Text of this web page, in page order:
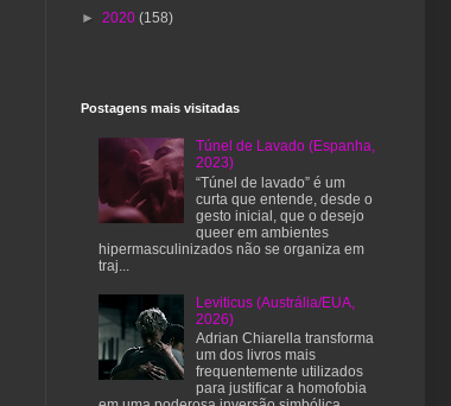
► 2020 (158)
Postagens mais visitadas
Túnel de Lavado (Espanha,
2023)
“Túnel de lavado” é um
curta que entende, desde o
gesto inicial, que o desejo
queer em ambientes
hipermasculinizados não se organiza em
traj...
Leviticus (Austrália/EUA,
2026)
Adrian Chiarella transforma
um dos livros mais
frequentemente utilizados
para justificar a homofobia